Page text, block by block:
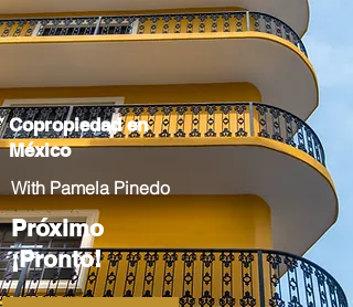
Copropiedad en
México
With Pamela Pinedo
Próximo
¡Pronto!